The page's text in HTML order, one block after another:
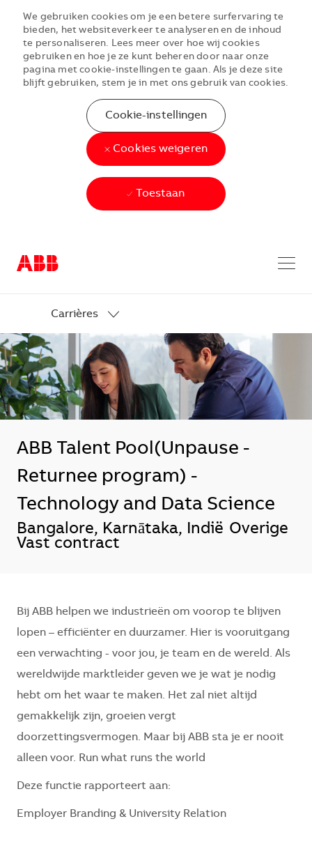
Carrières
-
We gebruiken cookies om je een betere surfervaring te
bieden, het websiteverkeer te analyseren en de inhoud
te personaliseren. Lees meer over hoe wij cookies
gebruiken en hoe je ze kunt beheren door naar onze
pagina met cookie-instellingen te gaan. Als je deze site
blijft gebruiken, stem je in met ons gebruik van cookies.
Cookie-instellingen
Cookies weigeren
Toestaan
ABB Talent Pool(Unpause -
Returnee program) -
Technology and Data Science
*Je kunt je voorkeurslocatie(s)
Bangalore, Karnātaka, Indië Overige
Vast contract
Bij ABB helpen we industrieën om voorop te blijven
lopen – efficiënter en duurzamer. Hier is vooruitgang
een verwachting - voor jou, je team en de wereld. Als
wereldwijde marktleider geven we je wat je nodig
hebt om het waar te maken. Het zal niet altijd
gemakkelijk zijn, groeien vergt
doorzettingsvermogen. Maar bij ABB sta je er nooit
alleen voor. Run what runs the world
Deze functie rapporteert aan:
Employer Branding & University Relation